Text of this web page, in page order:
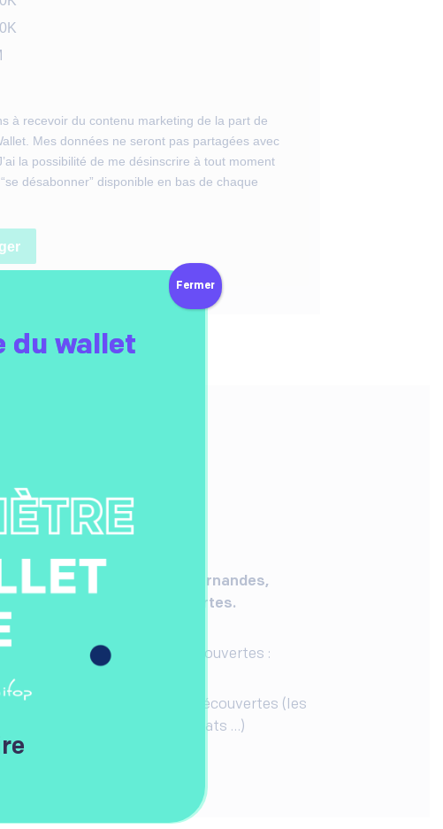
à recevoir du contenu marketing de la part de
Mes données ne seront pas partagées avec
la possibilité de me désinscrire à tout moment
désabonner” disponible en bas de chaque
exclusive de
Marta Fernandes,
chez Nature & Découvertes.
quotidien chez Nature & Découvertes :
du wallet chez Nature & Découvertes (les
le wallet, objectifs, résultats …)
et bonnes pratiques
du wallet
Fermer